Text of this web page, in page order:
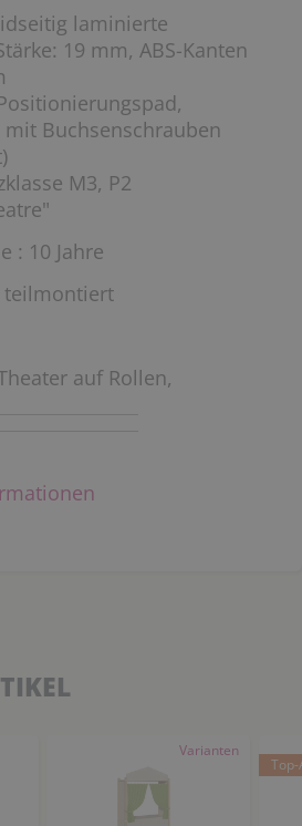
laminierte
19 mm, ABS-Kanten
mit Buchsenschrauben
M3, P2
: 10 Jahre
teilmontiert
auf Rollen,
Varianten